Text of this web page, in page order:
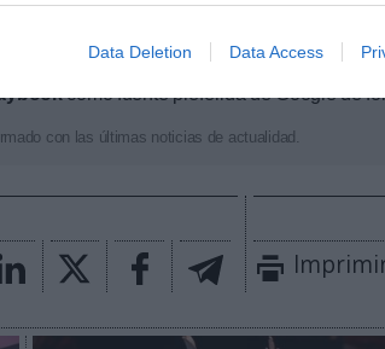
Data Deletion Data Access
de cada acuerdo. Si
como fuente preferida de Google de
con las últimas noticias de actualidad.